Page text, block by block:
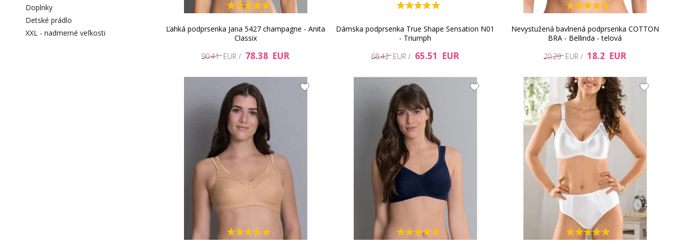
Doplnky
Detské prádlo
XXL - nadmerné veľkosti
Ľahká podprsenka Jana 5427 champagne - Anita
Classix
90.41 EUR / 78.38 EUR
Dámska podprsenka True Shape Sensation N01
- Triumph
68.42 EUR / 65.51 EUR
Nevystužená bavlnená podprsenka COTTON
BRA - Bellinda - telová
20.29 EUR / 18.2 EUR